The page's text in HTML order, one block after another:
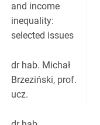
and income
inequality:
selected issues
dr hab. Michał
Brzeziński, prof.
ucz.